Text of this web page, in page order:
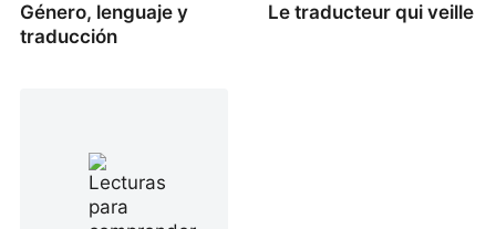
Género, lenguaje y
traducción
Le traducteur qui veille